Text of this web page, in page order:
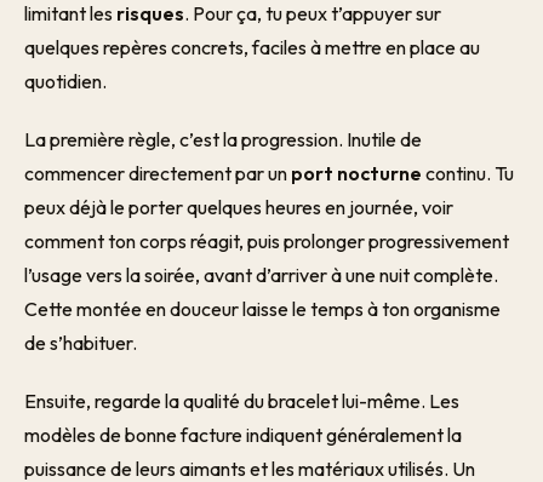
limitant les risques. Pour ça, tu peux t’appuyer sur
quelques repères concrets, faciles à mettre en place au
quotidien.
La première règle, c’est la progression. Inutile de
commencer directement par un port nocturne continu. Tu
peux déjà le porter quelques heures en journée, voir
comment ton corps réagit, puis prolonger progressivement
l’usage vers la soirée, avant d’arriver à une nuit complète.
Cette montée en douceur laisse le temps à ton organisme
de s’habituer.
Ensuite, regarde la qualité du bracelet lui-même. Les
modèles de bonne facture indiquent généralement la
puissance de leurs aimants et les matériaux utilisés. Un